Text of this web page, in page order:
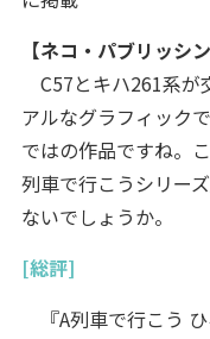
【ネコ・パブリッシ
C57とキハ261系が
アルなグラフィック
ではの作品ですね。
列車で行こうシリー
ないでしょうか。
[総評]
『A列車で行こう